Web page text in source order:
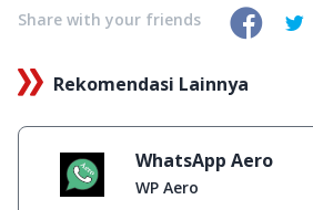
Share with your friends
Rekomendasi Lainnya
WhatsApp Aero
WP Aero